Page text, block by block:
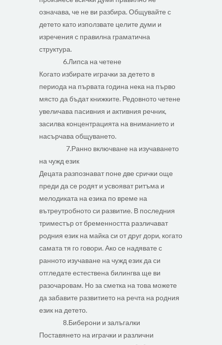
означава, че не ви разбира. Общувайте с
детето като използвате целите думи и
изречения с правилна граматична
структура.
6.Липса на четене
Когато избирате играчки за детето в
периода на първата година нека на първо
място да бъдат книжките. Редовното четене
увеличава пасивния и активния речник,
засилва концентрацията на вниманието и
насърчава общуването.
7.Ранно включване на изучаването
на чужд език
Децата разпознават поне две срички още
преди да се родят и усвояват ритъма и
мелодиката на езика по време на
вътреутробното си развитие. В последния
триместър от бременността различават
родния език на майка си от друг дори, когато
самата тя го говори. Ако се надявате с
ранното изучаване на чужд език да си
отгледате естествена билингва ще ви
разочаровам. Но за сметка на това можете
да забавите развитието на речта на родния
език на детето.
8.Биберони и залъгалки
Поставянето на играчки и различни